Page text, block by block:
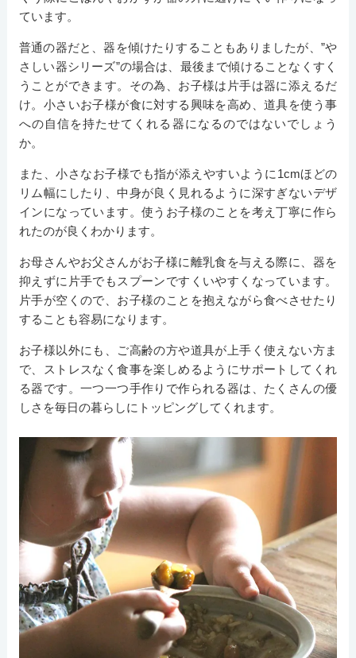
ています。
普通の器だと、器を傾けたりすることもありましたが、”や
さしい器シリーズ”の場合は、最後まで傾けることなくすく
うことができます。その為、お子様は片手は器に添えるだ
け。小さいお子様が食に対する興味を高め、道具を使う事
への自信を持たせてくれる器になるのではないでしょう
か。
また、小さなお子様でも指が添えやすいように1cmほどの
リム幅にしたり、中身が良く見れるように深すぎないデザ
インになっています。使うお子様のことを考え丁寧に作ら
れたのが良くわかります。
お母さんやお父さんがお子様に離乳食を与える際に、器を
抑えずに片手でもスプーンですくいやすくなっています。
片手が空くので、お子様のことを抱えながら食べさせたり
することも容易になります。
お子様以外にも、ご高齢の方や道具が上手く使えない方ま
で、ストレスなく食事を楽しめるようにサポートしてくれ
る器です。一つ一つ手作りで作られる器は、たくさんの優
しさを毎日の暮らしにトッピングしてくれます。